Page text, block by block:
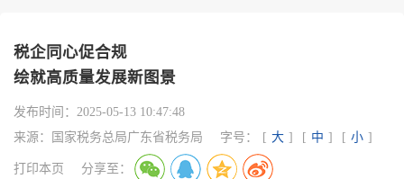
税企同心促合规
绘就高质量发展新图景
发布时间： 2025-05-13 10:47:48
来源：
国家税务总局广东省税务局 字号： [ 大 ] [ 中 ] [ 小 ]
打印本页 分享至：